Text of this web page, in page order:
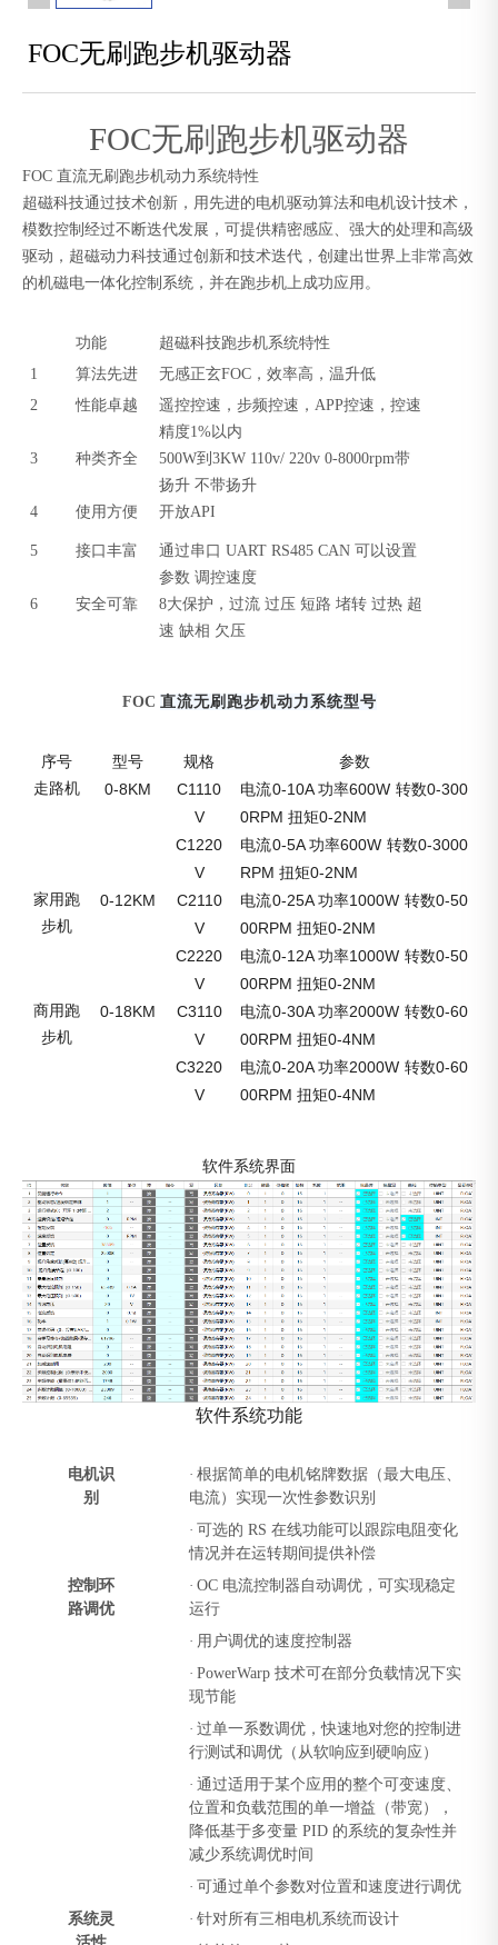
FOC无刷跑步机驱动器
FOC无刷跑步机驱动器
FOC 直流无刷跑步机动力系统特性
超磁科技通过技术创新，用先进的电机驱动算法和电机设计技术，
模数控制经过不断迭代发展，可提供精密感应、强大的处理和高级
驱动， 超磁动力科技通过创新和技术迭代， 创建出世界上非常高效
的机磁电一体化控制 系统 ， 并在跑步机上成功应用 。
功能
超磁科技跑步机系统特性
1
算法先进
无感正玄FOC，效率高，温升低
2
性能卓越
遥控控速，步频控速，APP控速，控速
精度1%以内
3
种类齐全
500W到3KW 110v/ 220v 0-8000rpm带
扬升 不带扬升
4
使用方便 开放API
5 接口丰富
通过串口 UART RS485 CAN 可以设置
参数 调控速度
6
安全可靠
8大保护，过流 过压 短路 堵转 过热 超
速 缺相 欠压
FOC 直流无刷跑步机动力系统型号
序号 型号 规格
参数
走路机
0-8KM
C1110
V
电流0-10A 功率600W 转数0-300
0RPM 扭矩0-2NM
C1220
V
电流0-5A 功率600W 转数0-3000
RPM 扭矩0-2NM
家用跑
步机
0-12KM
C2110
V
电流0-25A 功率1000W 转数0-50
00RPM 扭矩0-2NM
C2220
V
电流0-12A 功率1000W 转数0-50
00RPM 扭矩0-2NM
商用跑
步机
0-18KM
C3110
V
电流0-30A 功率2000W 转数0-60
00RPM 扭矩0-4NM
C3220
V
电流0-20A 功率2000W 转数0-60
00RPM 扭矩0-4NM
软件系统界面
软件系统功能
电机识
别
· 根据简单的电机铭牌数据（最大电压、
电流）实现一次性参数识别
· 可选的 RS 在线功能可以跟踪电阻变化
情况并在运转期间提供补偿
控制环
路调优
· OC 电流控制器自动调优，可实现稳定
运行
· 用户调优的速度控制器
· PowerWarp 技术可在部分负载情况下实
现节能
· 过单一系数调优，快速地对您的控制进
行测试和调优（从软响应到硬响应）
· 通过适用于某个应用的整个可变速度、
位置和负载范围的单一增益（带宽），
降低基于多变量 PID 的系统的复杂性并
减少系统调优时间
· 可通过单个参数对位置和速度进行调优
系统灵
· 针对所有三相电机系统而设计